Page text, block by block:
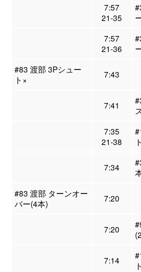
7:57
21-35
7:57
21-36
#83 渡部 3Pシュー
ト×
7:43
7:41
7:35
21-38
7:34
#83 渡部 ターンオー
バー(4本)
7:20
7:20
7:14